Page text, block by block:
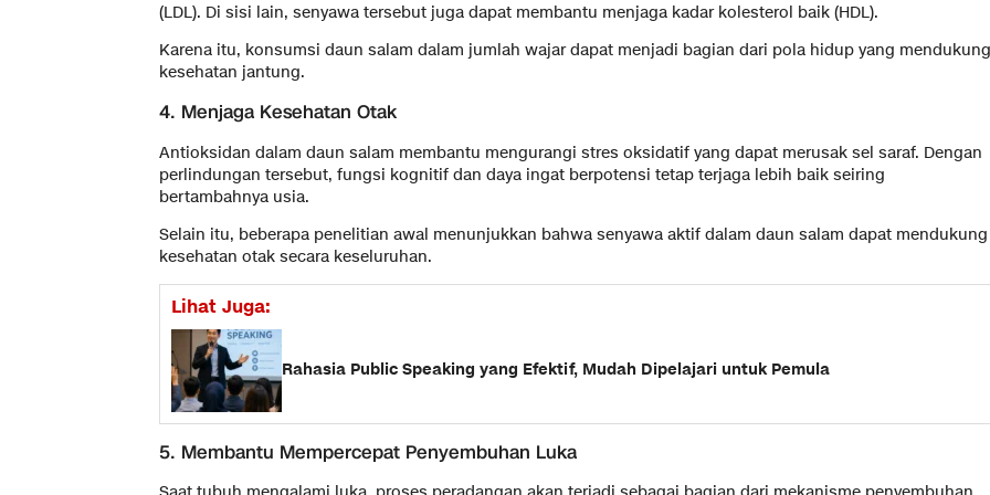
(LDL). Di sisi lain, senyawa tersebut juga dapat membantu menjaga kadar kolesterol baik (HDL).
Karena itu, konsumsi daun salam dalam jumlah wajar dapat menjadi bagian dari pola hidup yang mendukung
kesehatan jantung.
4. Menjaga Kesehatan Otak
Antioksidan dalam daun salam membantu mengurangi stres oksidatif yang dapat merusak sel saraf. Dengan
perlindungan tersebut, fungsi kognitif dan daya ingat berpotensi tetap terjaga lebih baik seiring
bertambahnya usia.
Selain itu, beberapa penelitian awal menunjukkan bahwa senyawa aktif dalam daun salam dapat mendukung
kesehatan otak secara keseluruhan.
Lihat Juga:
Rahasia Public Speaking yang Efektif, Mudah Dipelajari untuk Pemula
5. Membantu Mempercepat Penyembuhan Luka